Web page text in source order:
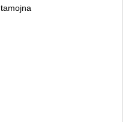
tamojna